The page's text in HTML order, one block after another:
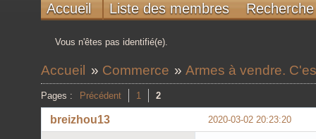
Accueil Liste des membres Recherche
Vous n'êtes pas identifié(e).
Accueil » Commerce »Armes à vendre.
Pages : Précédent 1 2
2020-03-02 20:23:20
breizhou13